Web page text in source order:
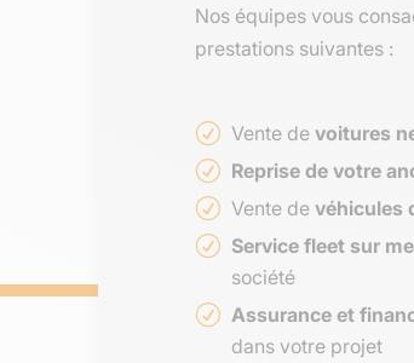
Nos équipes vous
prestations suivantes :
Vente devoitures
Reprise de votre
Vente devéhicules
Service fleet sur
société
Assurance et
dans votre projet